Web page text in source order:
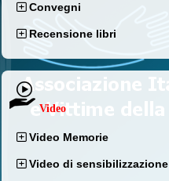
Convegni
Recensione libri
Video
Video Memorie
Video di sensibilizzazione